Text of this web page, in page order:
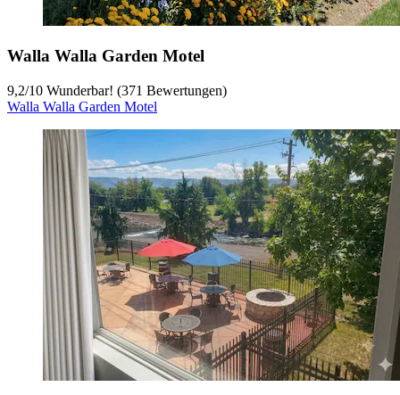
Walla Walla Garden Motel
9,2/10 Wunderbar! (371 Bewertungen)
Walla Walla Garden Motel